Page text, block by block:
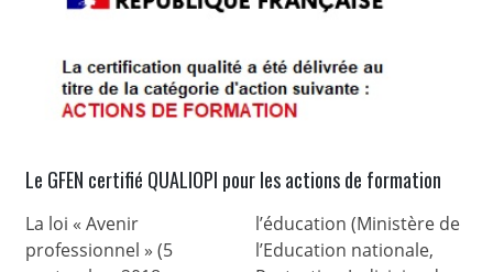
Le GFEN certifié QUALIOPI pour les actions de formation
La loi « Avenir
professionnel » (5
l’éducation (Ministère de
l’Education nationale,